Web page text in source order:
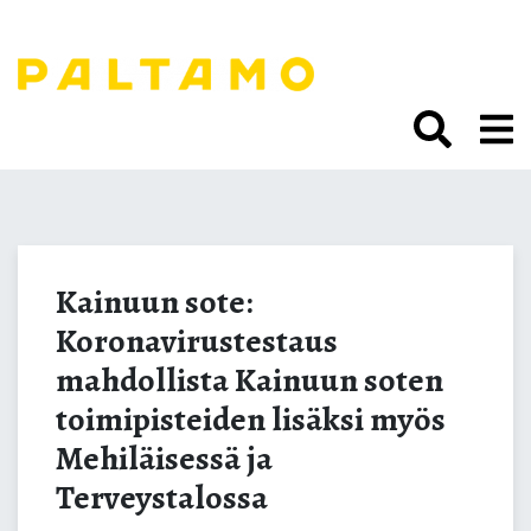
Kainuun sote:
Koronavirustestaus
mahdollista Kainuun
soten toimipisteiden
lisäksi myös Mehiläisessä
Kainuun sote:
Koronavirustestaus
mahdollista Kainuun soten
toimipisteiden lisäksi myös
Mehiläisessä ja
Terveystalossa